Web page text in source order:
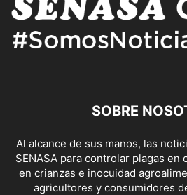
SOBRE
Al alcance de sus manos, las
SENASA para controlar plagas
en crianzas e inocuidad
agricultores y consumidores